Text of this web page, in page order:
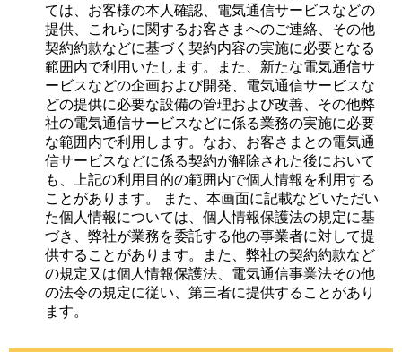
ては、お客様の本人確認、電気通信サービスなどの
提供、これらに関するお客さまへのご連絡、その他
契約約款などに基づく契約内容の実施に必要となる
範囲内で利用いたします。また、新たな電気通信サ
ービスなどの企画および開発、電気通信サービスな
どの提供に必要な設備の管理および改善、その他弊
社の電気通信サービスなどに係る業務の実施に必要
な範囲内で利用します。なお、お客さまとの電気通
信サービスなどに係る契約が解除された後において
も、上記の利用目的の範囲内で個人情報を利用する
ことがあります。 また、本画面に記載などいただい
た個人情報については、個人情報保護法の規定に基
づき、弊社が業務を委託する他の事業者に対して提
供することがあります。また、弊社の契約約款など
の規定又は個人情報保護法、電気通信事業法その他
の法令の規定に従い、第三者に提供することがあり
ます。